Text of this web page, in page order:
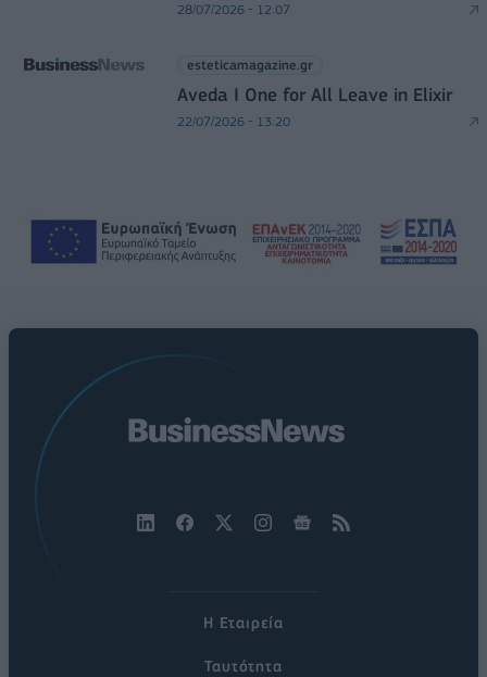
28/07/2026 - 12:07
esteticamagazine.gr
Aveda I One for All Leave in Elixir
22/07/2026 - 13:20
Η Εταιρεία
Ταυτότητα